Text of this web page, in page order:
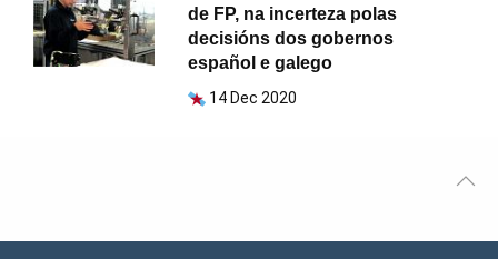
de FP, na incerteza polas
decisións dos gobernos
español e galego
14 Dec 2020